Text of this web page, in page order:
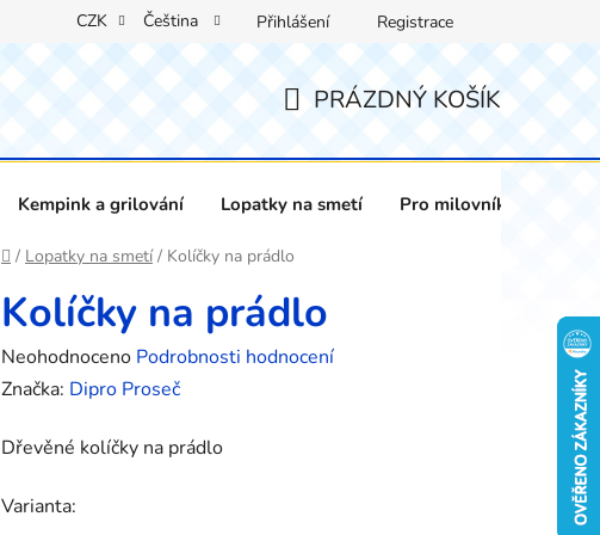
CZK Čeština Přihlášení Registrace
NÁKUPNÍ
PRÁZDNÝ KOŠÍK
Kempink a grilování Lopatky na smetí Pro milovníky vína
Domů
/ Lopatky na smetí / Kolíčky na prádlo
Kolíčky na prádlo
Průměrné
hodnocení
je
z
Neohodnoceno Podrobnosti hodnocení
Značka: Dipro Proseč
Dřevěné kolíčky na prádlo
Varianta: